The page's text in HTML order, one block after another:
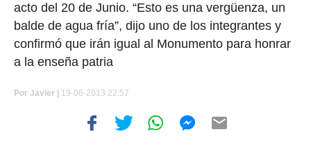
acto del 20 de Junio. “Esto es una vergüenza, un
balde de agua fría”, dijo uno de los integrantes y
confirmó que irán igual al Monumento para honrar
a la enseña patria
Por Javier | 19-06-2013 22:57